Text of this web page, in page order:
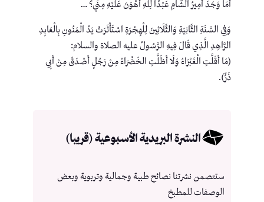
أَمَا وَجَدَ أَمِيرُ الشَّامِ عَبْدًا لِلَّهِ أَهْوَنَ عَلَيْهِ مِنِّي؟ …
وَفِي السَّنَةِ الثَّانِيَةِ وَالثَّلَاثِينَ لِلْهِجْرَةِ اسْتَأْثَرَتْ يَدُ الْمَنُونِ بِالْعَابِدِ
الرَّاهِدِ الَّذِي قَالَ فِيهِ الرَّسُولُ عليه الصلاة والسلام:
(مَا أَقَلَّتِ الْغَبْرَاءُ وَلَا أَظَلَّتِ الخَضْرَاءُ مِنْ رَجُلٍ أَصْدَقَ مِنْ أَبِي
ذَرٍّ).
النشرة البريدية الأسبوعية (قريبا)
ستتصمن نشرتنا نصائح طبية وجمالية وتربوية وبعض
الوصفات للمطبخ